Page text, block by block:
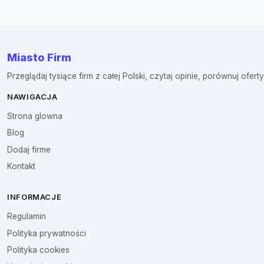
Miasto Firm
Przeglądaj tysiące firm z całej Polski, czytaj opinie, porównuj
NAWIGACJA
Strona glowna
Blog
Dodaj firme
Kontakt
INFORMACJE
Regulamin
Polityka prywatności
Polityka cookies